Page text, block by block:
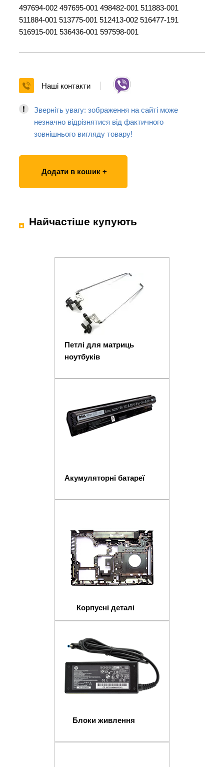
497694-002 497695-001 498482-001 511883-001
511884-001 513775-001 512413-002 516477-191
516915-001 536436-001 597598-001
Наші контакти
Зверніть увагу: зображення на сайті може
незначно відрізнятися від фактичного
зовнішнього вигляду товару!
Додати в кошик +
Найчастіше купують
Петлі для матриць
ноутбуків
Акумуляторні батареї
Корпусні деталі
Блоки живлення